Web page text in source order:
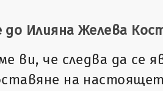
до Илияна Желева
ви, че следва да се
на